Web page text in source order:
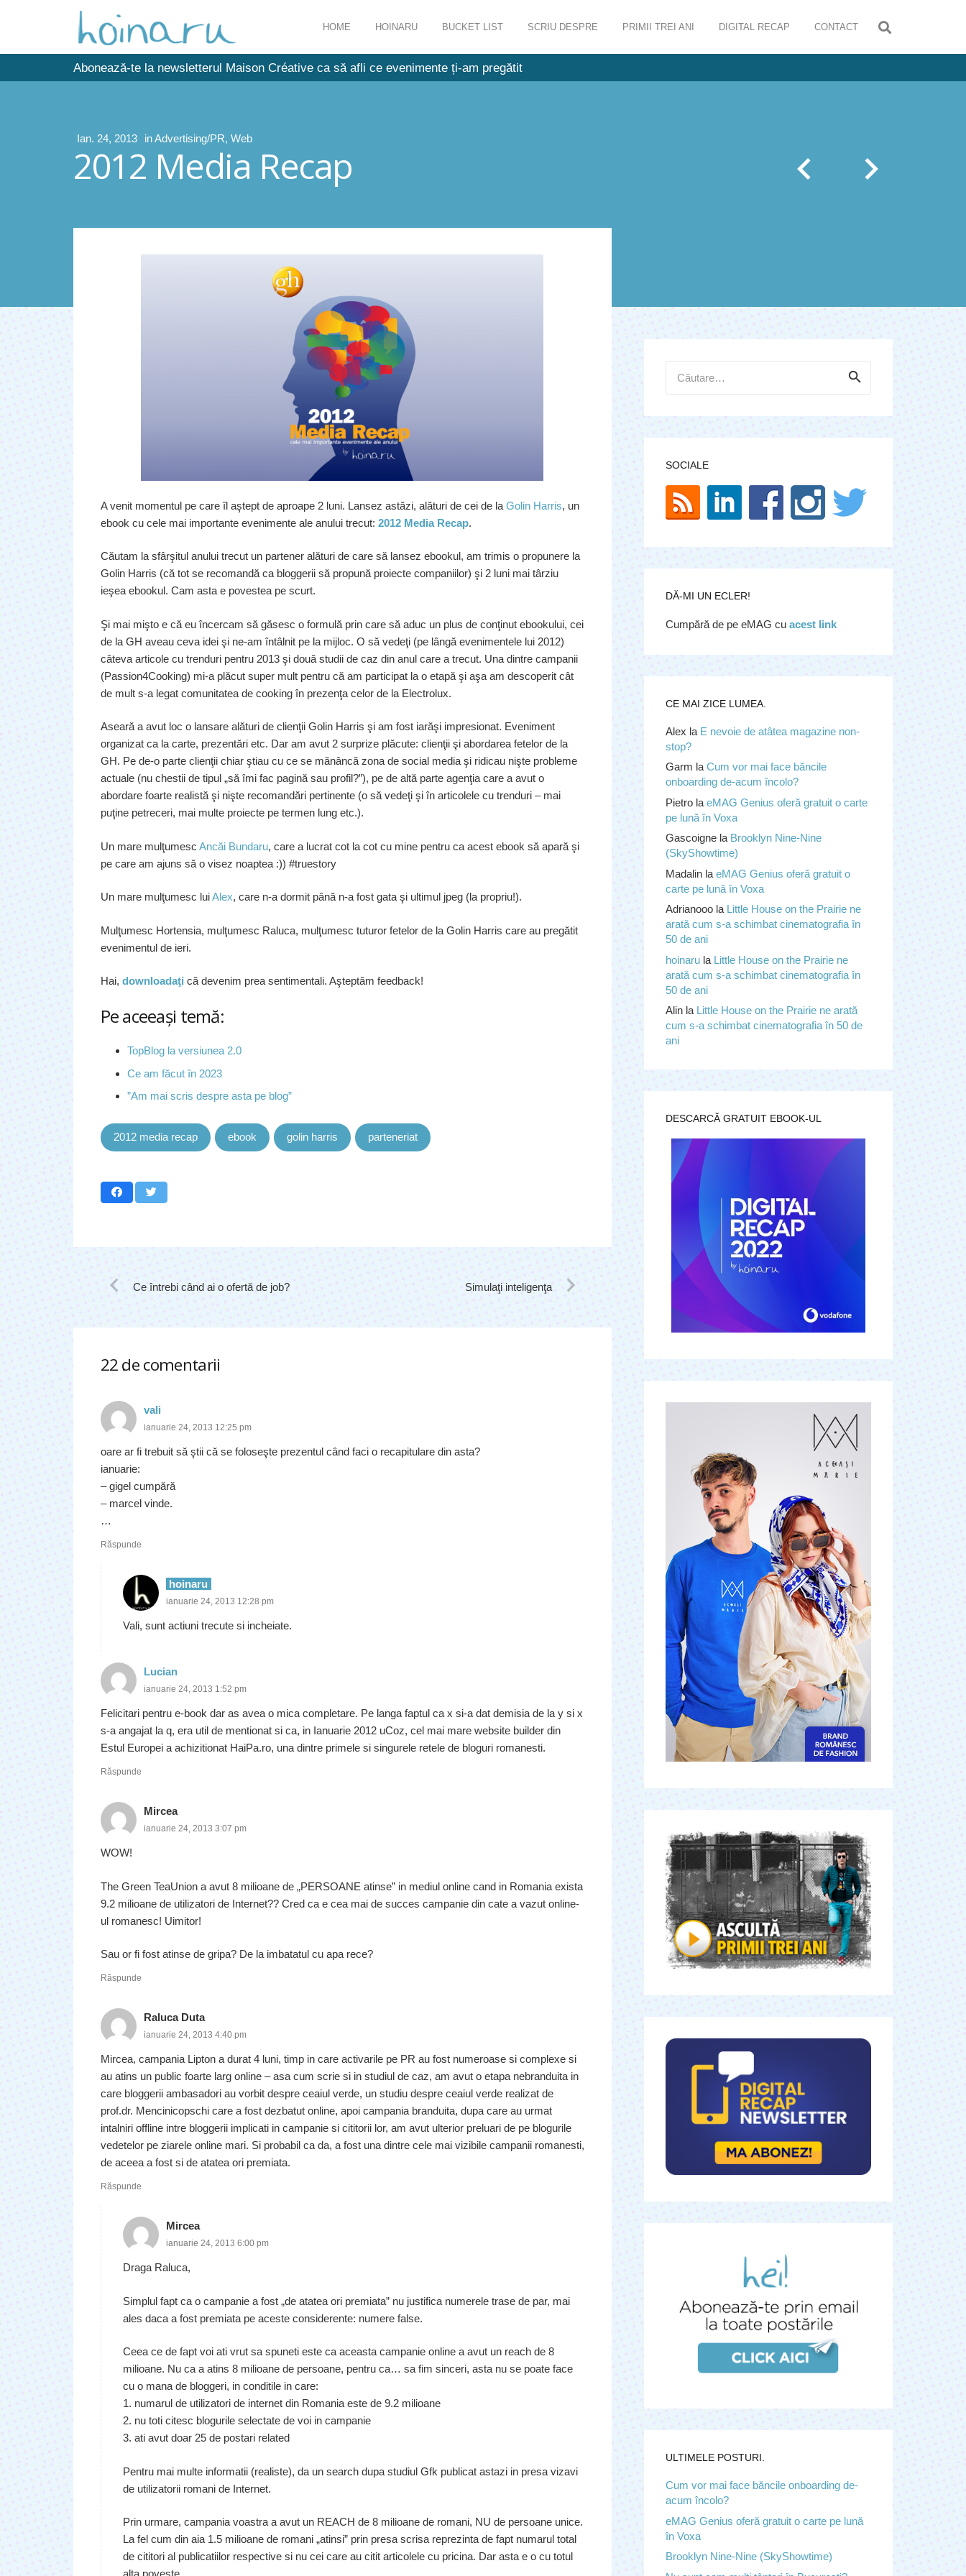
HOME HOINARU BUCKET LIST SCRIU DESPRE PRIMII TREI ANI DIGITAL RECAP CONTACT
Abonează-te la newsletterul Maison Créative ca să afli ce evenimente ți-am pregătit
Ian. 24, 2013 inAdvertising/PR, Web
2012 Media Recap
A venit momentul pe care îl aştept de aproape 2 luni. Lansez astăzi, alături de cei de la Golin Harris, un
ebook cu cele mai importante evenimente ale anului trecut: 2012 Media Recap.
Căutam la sfârşitul anului trecut un partener alături de care să lansez ebookul, am trimis o propunere la
Golin Harris (că tot se recomandă ca bloggerii să propună proiecte companiilor) şi 2 luni mai târziu
ieşea ebookul. Cam asta e povestea pe scurt.
Şi mai mişto e că eu încercam să găsesc o formulă prin care să aduc un plus de conţinut ebookului, cei
de la GH aveau ceva idei şi ne-am întâlnit pe la mijloc. O să vedeţi (pe lângă evenimentele lui 2012)
câteva articole cu trenduri pentru 2013 şi două studii de caz din anul care a trecut. Una dintre campanii
(Passion4Cooking) mi-a plăcut super mult pentru că am participat la o etapă şi aşa am descoperit cât
de mult s-a legat comunitatea de cooking în prezenţa celor de la Electrolux.
Aseară a avut loc o lansare alături de clienţii Golin Harris şi am fost iarăşi impresionat. Eveniment
organizat ca la carte, prezentări etc. Dar am avut 2 surprize plăcute: clienţii şi abordarea fetelor de la
GH. Pe de-o parte clienţii chiar ştiau cu ce se mănâncă zona de social media şi ridicau nişte probleme
actuale (nu chestii de tipul „să îmi fac pagină sau profil?”), pe de altă parte agenţia care a avut o
abordare foarte realistă şi nişte recomandări pertinente (o să vedeţi şi în articolele cu trenduri – mai
puţine petreceri, mai multe proiecte pe termen lung etc.).
Un mare mulţumesc Ancăi Bundaru, care a lucrat cot la cot cu mine pentru ca acest ebook să apară şi
pe care am ajuns să o visez noaptea :)) #truestory
Un mare mulţumesc luiAlex, care n-a dormit până n-a fost gata şi ultimul jpeg (la propriu!).
Mulţumesc Hortensia, mulţumesc Raluca, mulţumesc tuturor fetelor de la Golin Harris care au pregătit
evenimentul de ieri.
Hai, downloadaţi că devenim prea sentimentali. Aşteptăm feedback!
Pe aceeaşi temă:
TopBlog la versiunea 2.0
Ce am făcut în 2023
”Am mai scris despre asta pe blog”
2012 media recap ebook golin harris parteneriat
Ce întrebi când ai o ofertă de job? Simulaţi inteligenţa
22de comentarii
.
vali
ianuarie 24, 2013 12:25 pm
oare ar fi trebuit să ştii că se foloseşte prezentul când faci o recapitulare din asta?
ianuarie:
– gigel cumpără
– marcel vinde.
…
Răspunde
hoinaru
ianuarie 24, 2013 12:28 pm
Vali, sunt actiuni trecute si incheiate.
Lucian
ianuarie 24, 2013 1:52 pm
Felicitari pentru e-book dar as avea o mica completare. Pe langa faptul ca x si-a dat demisia de la y si x
s-a angajat la q, era util de mentionat si ca, in Ianuarie 2012 uCoz, cel mai mare website builder din
Estul Europei a achizitionat HaiPa.ro, una dintre primele si singurele retele de bloguri romanesti.
Răspunde
Mircea
ianuarie 24, 2013 3:07 pm
WOW!
The Green TeaUnion a avut 8 milioane de „PERSOANE atinse” in mediul online cand in Romania exista
9.2 milioane de utilizatori de Internet?? Cred ca e cea mai de succes campanie din cate a vazut online-
ul romanesc! Uimitor!
Sau or fi fost atinse de gripa? De la imbatatul cu apa rece?
Răspunde
Raluca Duta
ianuarie 24, 2013 4:40 pm
Mircea, campania Lipton a durat 4 luni, timp in care activarile pe PR au fost numeroase si complexe si
au atins un public foarte larg online – asa cum scrie si in studiul de caz, am avut o etapa nebranduita in
care bloggerii ambasadori au vorbit despre ceaiul verde, un studiu despre ceaiul verde realizat de
prof.dr. Mencinicopschi care a fost dezbatut online, apoi campania branduita, dupa care au urmat
intalniri offline intre bloggerii implicati in campanie si cititorii lor, am avut ulterior preluari de pe blogurile
vedetelor pe ziarele online mari. Si probabil ca da, a fost una dintre cele mai vizibile campanii romanesti,
de aceea a fost si de atatea ori premiata.
Răspunde
Mircea
ianuarie 24, 2013 6:00 pm
Draga Raluca,
Simplul fapt ca o campanie a fost „de atatea ori premiata” nu justifica numerele trase de par, mai
ales daca a fost premiata pe aceste considerente: numere false.
Ceea ce de fapt voi ati vrut sa spuneti este ca aceasta campanie online a avut un reach de 8
milioane. Nu ca a atins 8 milioane de persoane, pentru ca… sa fim sinceri, asta nu se poate face
cu o mana de bloggeri, in conditile in care:
1. numarul de utilizatori de internet din Romania este de 9.2 milioane
2. nu toti citesc blogurile selectate de voi in campanie
3. ati avut doar 25 de postari related
Pentru mai multe informatii (realiste), da un search dupa studiul Gfk publicat astazi in presa vizavi
de utilizatorii romani de Internet.
Prin urmare, campania voastra a avut un REACH de 8 milioane de romani, NU de persoane unice.
La fel cum din aia 1.5 milioane de romani „atinsi” prin presa scrisa reprezinta de fapt numarul total
de cititori al publicatiilor respective si nu cei care au citit articolele cu pricina. Dar asta e o cu totul
alta poveste.
după:
SOCIALE
DĂ-MI UN ECLER!
Cumpără de pe eMAG cu acest link
CE MAI ZICE LUMEA.
Alex la E nevoie de atâtea magazine non-
stop?
Garm la Cum vor mai face băncile
onboarding de-acum încolo?
Pietrola eMAG Genius oferă gratuit o carte
pe lună în Voxa
Gascoignela Brooklyn Nine-Nine
(SkyShowtime)
Madalinla eMAG Genius oferă gratuit o
carte pe lună în Voxa
Adrianooola Little House on the Prairie ne
arată cum s-a schimbat cinematografia în
50 de ani
hoinarula Little House on the Prairie ne
arată cum s-a schimbat cinematografia în
50 de ani
Alinla Little House on the Prairie ne arată
cum s-a schimbat cinematografia în 50 de
ani
DESCARCĂ GRATUIT EBOOK-UL
ULTIMELE POSTURI.
Cum vor mai face băncile onboarding de-
acum încolo?
eMAG Genius oferă gratuit o carte pe lună
în Voxa
Brooklyn Nine-Nine (SkyShowtime)